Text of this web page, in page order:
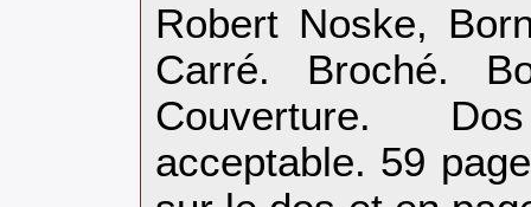
‎Robert Noske,
Carré. Broché.
Couverture.
acceptable. 59